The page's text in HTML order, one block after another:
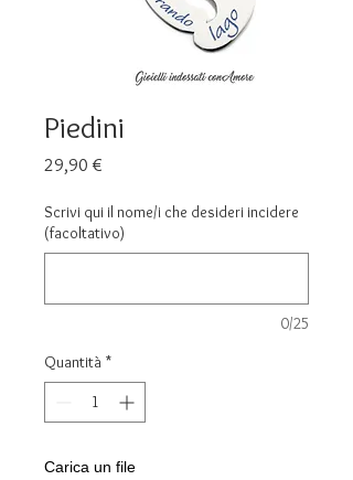
Piedini
29,90 €
Scrivi qui il nome/i che desideri incidere
(facoltativo)
0/25
Quantità *
Carica un file